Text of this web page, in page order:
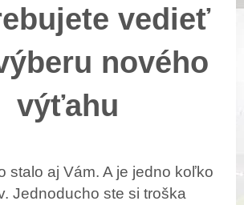
vedieť
nového
výťahu
stalo aj Vám. A je jedno koľko
Jednoducho ste si troška